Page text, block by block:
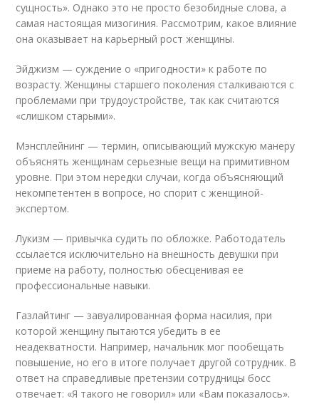
сущность». Однако это не просто безобидные слова, а
самая настоящая мизогиния. Рассмотрим, какое влияние
она оказывает на карьерный рост женщины.
Эйджизм — суждение о «пригодности» к работе по
возрасту. Женщины старшего поколения сталкиваются с
проблемами при трудоустройстве, так как считаются
«слишком старыми».
Мэнсплейнинг — термин, описывающий мужскую манеру
объяснять женщинам серьезные вещи на примитивном
уровне. При этом нередки случаи, когда объясняющий
некомпетентен в вопросе, но спорит с женщиной-
экспертом.
Лукизм — привычка судить по обложке. Работодатель
ссылается исключительно на внешность девушки при
приеме на работу, полностью обесценивая ее
профессиональные навыки.
Газлайтинг — завуалированная форма насилия, при
которой женщину пытаются убедить в ее
неадекватности. Например, начальник мог пообещать
повышение, но его в итоге получает другой сотрудник. В
ответ на справедливые претензии сотрудницы босс
отвечает: «Я такого не говорил» или «Вам показалось».